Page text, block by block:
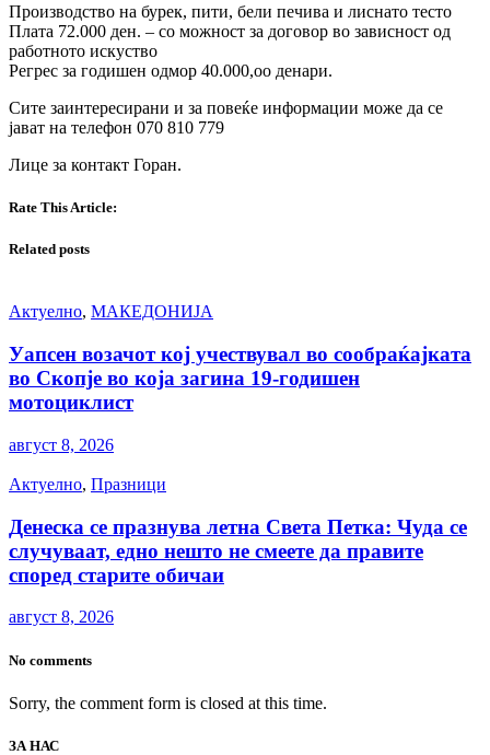
Производство на бурек, пити, бели печива и лиснато тесто
Плата 72.000 ден. – со можност за договор во зависност од
работното искуство
Регрес за годишен одмор 40.000,оо денари.
Сите заинтересирани и за повеќе информации може да се
јават на телефон 070 810 779
Лице за контакт Горан.
Rate This Article:
Related posts
Актуелно, МАКЕДОНИЈА
Уапсен возачот кој учествувал во сообраќајката
во Скопје во која загина 19-годишен
мотоциклист
август 8, 2026
Актуелно, Празници
Денеска се празнува летна Света Петка: Чуда се
случуваат, едно нешто не смеете да правите
според старите обичаи
август 8, 2026
No comments
Sorry, the comment form is closed at this time.
ЗА НАС